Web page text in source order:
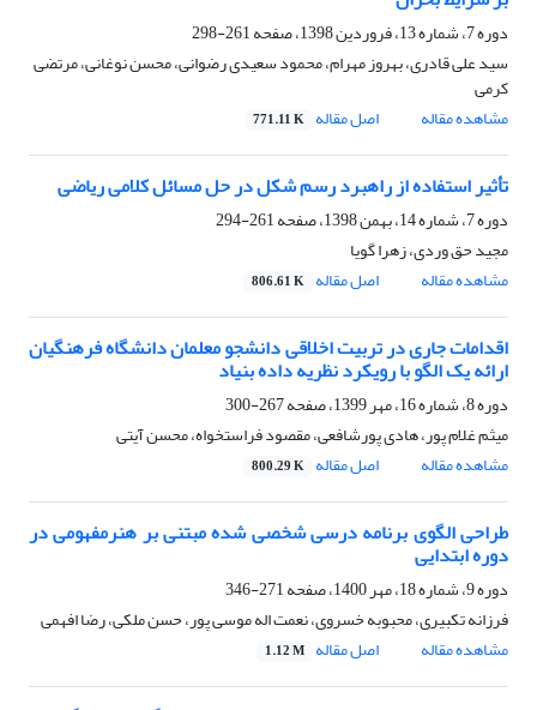
دوره 7، شماره 13، فروردین 1398، صفحه
261-298
سید علی قادری، بهروز مهرام، محمود سعیدی رضوانی، محسن نوغانی، مرتضی
کرمی
مشاهده مقاله
اصل مقاله 771.11 K
تأثیر استفاده از راهبرد رسم شکل در حل مسائل کلامی ریاضی
دوره 7، شماره 14، بهمن 1398، صفحه
261-294
مجید حق وردی، زهرا گویا
مشاهده مقاله
اصل مقاله 806.61 K
اقدامات جاری در تربیت اخلاقی دانشجو معلمان دانشگاه فرهنگیان
ارائه یک الگو با رویکرد نظریه داده بنیاد
دوره 8، شماره 16، مهر 1399، صفحه
267-300
میثم غلام پور، هادی پورشافعی، مقصود فراستخواه، محسن آیتی
مشاهده مقاله
اصل مقاله 800.29 K
طراحی الگوی برنامه درسی شخصی شده مبتنی بر هنرمفهومی در
دوره ابتدایی
دوره 9، شماره 18، مهر 1400، صفحه
271-346
فرزانه تکبیری، محبوبه خسروی، نعمت اله موسی پور، حسن ملکی، رضا افهمی
مشاهده مقاله
اصل مقاله 1.12 M